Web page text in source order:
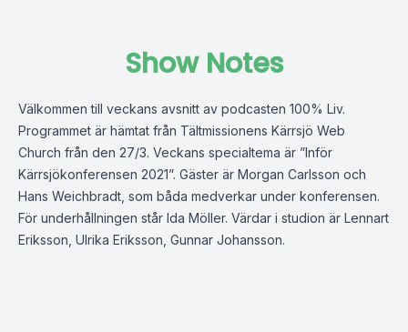
Show Notes
Välkommen till veckans avsnitt av podcasten 100% Liv.
Programmet är hämtat från Tältmissionens Kärrsjö Web
Church från den 27/3. Veckans specialtema är ”Inför
Kärrsjökonferensen 2021”. Gäster är Morgan Carlsson och
Hans Weichbradt, som båda medverkar under konferensen.
För underhållningen står Ida Möller. Värdar i studion är Lennart
Eriksson, Ulrika Eriksson, Gunnar Johansson.